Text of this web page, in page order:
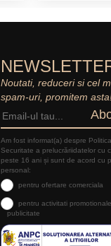
Noutati, reduceri si cel
spam-uri, promitem
Am fost informat(a) despre
Securitate a prelucrăriidatelor cu
peste 16 ani și sunt de acord cu
personal:
pentru ofertare comerciala
pentru activitati
publicitate